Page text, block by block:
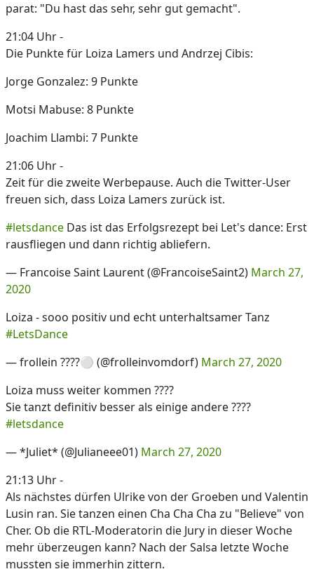
parat: "Du hast das sehr, sehr gut gemacht".
21:04 Uhr -
Die Punkte für Loiza Lamers und Andrzej Cibis:
Jorge Gonzalez: 9 Punkte
Motsi Mabuse: 8 Punkte
Joachim Llambi: 7 Punkte
21:06 Uhr -
Zeit für die zweite Werbepause. Auch die Twitter-User
freuen sich, dass Loiza Lamers zurück ist.
#letsdance Das ist das Erfolgsrezept bei Let's dance: Erst
rausfliegen und dann richtig abliefern.
— Francoise Saint Laurent (@FrancoiseSaint2) March 27,
2020
Loiza - sooo positiv und echt unterhaltsamer Tanz
#LetsDance
— frollein ????⚪️ (@frolleinvomdorf) March 27, 2020
Loiza muss weiter kommen ????
Sie tanzt definitiv besser als einige andere ????
#letsdance
— *Juliet* (@Julianeee01) March 27, 2020
21:13 Uhr -
Als nächstes dürfen Ulrike von der Groeben und Valentin
Lusin ran. Sie tanzen einen Cha Cha Cha zu "Believe" von
Cher. Ob die RTL-Moderatorin die Jury in dieser Woche
mehr überzeugen kann? Nach der Salsa letzte Woche
mussten sie immerhin zittern.